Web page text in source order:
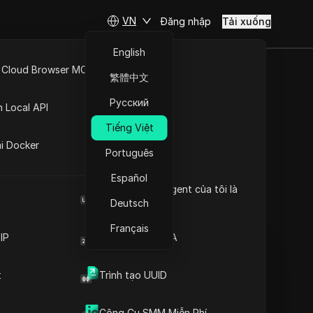
Browser User Agent của tôi là
Trình tạo mã 2FA
Trình tạo UUID
Browser MCP
Local API
Docker
VN
English
繁體中文
Русский
Tiếng Việt
Português
Español
Deutsch
Français
Đăng nhập Tải xuống
AI
và
là sinh